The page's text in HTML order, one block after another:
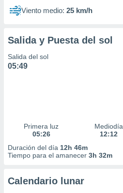
1199
Viento medio: 25 km/h
Salida y Puesta del sol
Salida del sol
05:49
Primera luz
05:26
Mediodía
12:12
Duración del día 12h 46m
Tiempo para el amanecer 3h 32m
Calendario lunar